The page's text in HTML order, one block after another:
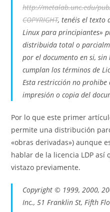
http://metalab.unc.edu/
COPYRIGHT,tenéis el texto
Linux para principiantes»
distribuida total o
por el documento en si,
cumplan lostérminos de
Esta restricción no
impresión o copia del
Por lo que este primer
permite una distribución
«obras derivadas») aunque
hablar de la licencia LDP así
vistazo previamente.
Copyright © 1999, 2000,
Inc., 51Franklin St,Fifth